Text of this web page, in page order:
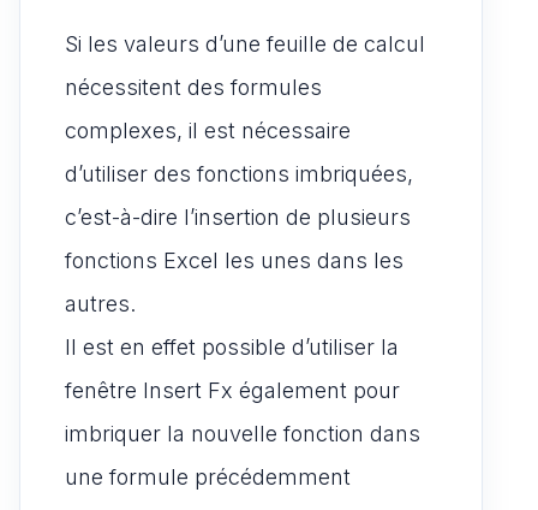
Si les valeurs d’une feuille de calcul
nécessitent des formules
complexes, il est nécessaire
d’utiliser des fonctions imbriquées,
c’est-à-dire l’insertion de plusieurs
fonctions Excel les unes dans les
autres.
Il est en effet possible d’utiliser la
fenêtre Insert Fx également pour
imbriquer la nouvelle fonction dans
une formule précédemment